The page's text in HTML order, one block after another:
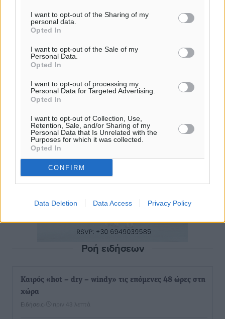
I want to opt-out of the Sharing of my
personal data.
Opted In
I want to opt-out of the Sale of my
Personal Data.
Opted In
I want to opt-out of processing my
Personal Data for Targeted Advertising.
Opted In
I want to opt-out of Collection, Use,
Retention, Sale, and/or Sharing of my
Personal Data that Is Unrelated with the
Purposes for which it was collected.
Opted In
CONFIRM
Data Deletion Data Access Privacy Policy
Ροή ειδήσεων
Καιρός «hot – dry – windy» τις επόμενες 48 ώρες στη
χώρα
Ειδήσεις πριν 43 λεπτά